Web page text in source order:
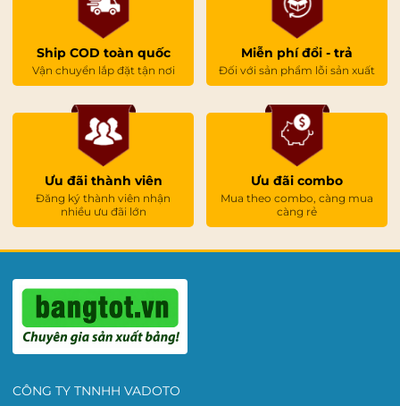
Ship COD toàn quốc
Vận chuyển lắp đặt tận nơi
Miễn phí đổi - trả
Đối với sản phẩm lỗi sản xuất
Ưu đãi thành viên
Đăng ký thành viên nhận
nhiều ưu đãi lớn
Ưu đãi combo
Mua theo combo, càng mua
càng rẻ
CÔNG TY TNNHH VADOTO